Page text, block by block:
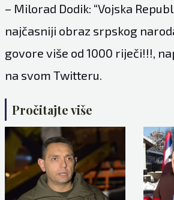
– Milorad Dodik: “Vojska
najčasniji obraz srpskog
govore više od 1000 riječi!!!,
na svom Twitteru.
Pročitajte više